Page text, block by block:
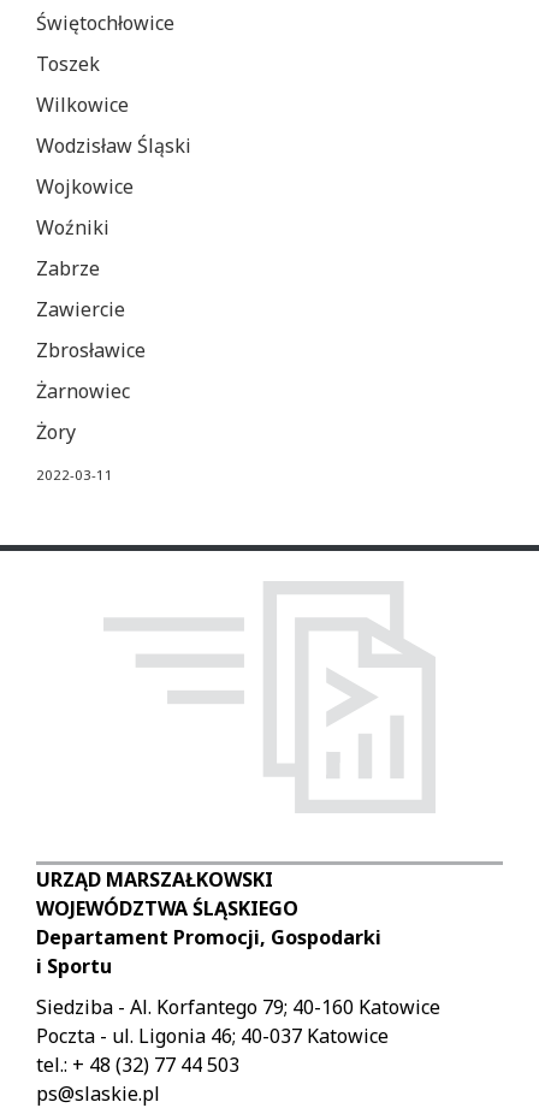
Świętochłowice
Toszek
Wilkowice
Wodzisław Śląski
Wojkowice
Woźniki
Zabrze
Zawiercie
Zbrosławice
Żarnowiec
Żory
2022-03-11
URZĄD MARSZAŁKOWSKI
WOJEWÓDZTWA ŚLĄSKIEGO
Departament Promocji, Gospodarki
i Sportu
Siedziba - Al. Korfantego 79; 40-160 Katowice
Poczta - ul. Ligonia 46; 40-037 Katowice
tel.: + 48 (32) 77 44 503
ps@slaskie.pl